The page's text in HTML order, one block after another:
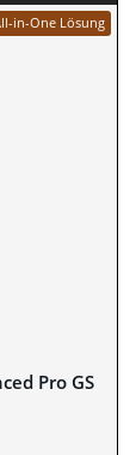
in-One Lösung
Pro GS